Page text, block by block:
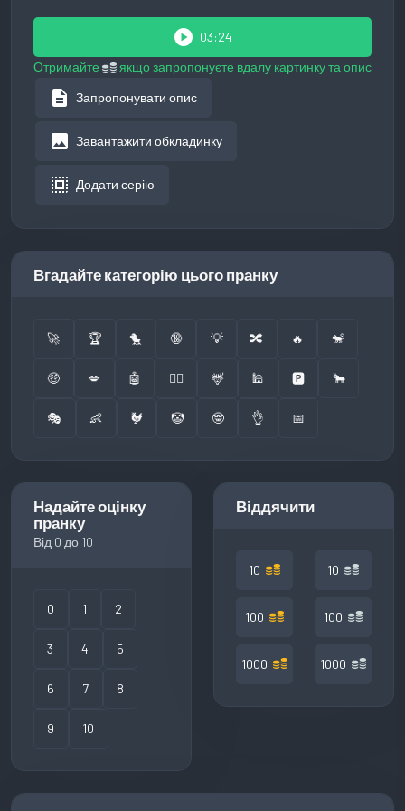
play_circle 03:24
Отримайте
якщо запропонуєте вдалу картинку та опис
description Запропонувати опис
image Завантажити обкладинку
select_all Додати серію
Вгадайте категорію цього пранку
🚀 🏆 🐤 🔞 💡 🔀 🔥 🐒
🤑 💋 🤖 👮‍♂️ 🦌 🕌 🅿️ 🐂
🎭 👶 🐓 🤡 🤓 👌 📅
Надайте оцінку
пранку
Від 0 до 10
0 1 2
3 4 5
6 7 8
9 10
Віддячити
10
100
1000
10
100
1000